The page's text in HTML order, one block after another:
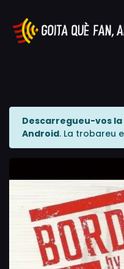
Descarregueu-vos
Android. La trobareu